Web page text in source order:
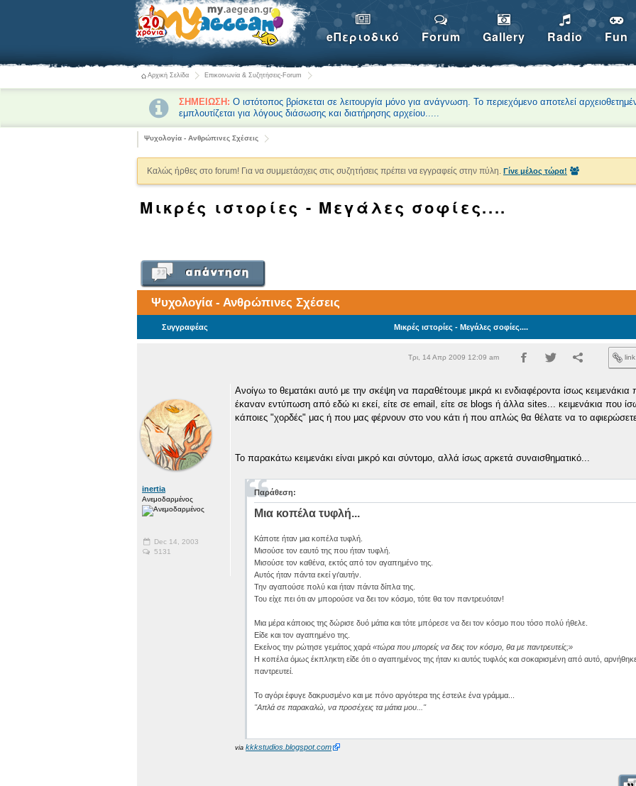
eΠεριοδικό Forum Gallery Radio Fun
Αρχική Σελίδα Επικοινωνία & Συζητήσεις-Forum
ΣΗΜΕΙΩΣΗ: Ο ιστότοπος βρίσκεται σε λειτουργία μόνο για ανάγνωση. Το περιεχόμενο αποτελεί
εμπλουτίζεται για λόγους διάσωσης και διατήρησης αρχείου.....
Ψυχολογία - Ανθρώπινες Σχέσεις
Καλώς ήρθες στο forum! Για να συμμετάσχεις στις συζητήσεις πρέπει να εγγραφείς στην πύλη. Γίνε μέλος τώρα!
Μικρές ιστορίες - Μεγάλες σοφίες....
Ψυχολογία - Ανθρώπινες Σχέσεις
Συγγραφέας Μικρές ιστορίες - Μεγάλες σοφίες....
Τρι, 14 Απρ 2009 12:09 am
inertia
Ανεμοδαρμένος
Dec 14, 2003
5131
Ανοίγω το θεματάκι αυτό με την σκέψη να παραθέτουμε μικρά κι ενδιαφέροντα ίσως κειμενάκια
έκαναν εντύπωση από εδώ κι εκεί, είτε σε email, είτε σε blogs ή άλλα sites... κειμενάκια που
κάποιες "χορδές" μας ή που μας φέρνουν στο νου κάτι ή που απλώς θα θέλατε να το
Το παρακάτω κειμενάκι είναι μικρό και σύντομο, αλλά ίσως αρκετά συναισθηματικό...
Παράθεση:
Μια κοπέλα τυφλή...
Κάποτε ήταν μια κοπέλα τυφλή.
Μισούσε τον εαυτό της που ήταν τυφλή.
Μισούσε τον καθένα, εκτός από τον αγαπημένο της.
Αυτός ήταν πάντα εκεί γι'αυτήν.
Την αγαπούσε πολύ και ήταν πάντα δίπλα της.
Του είχε πει ότι αν μπορούσε να δει τον κόσμο, τότε θα τον παντρευόταν!
Μια μέρα κάποιος της δώρισε δυό μάτια και τότε μπόρεσε να δει τον κόσμο που τόσο πολύ ήθελε.
Είδε και τον αγαπημένο της.
Εκείνος την ρώτησε γεμάτος χαρά «τώρα που μπορείς να δεις τον κόσμο, θα με παντρευτείς;»
Η κοπέλα όμως έκπληκτη είδε ότι ο αγαπημένος της ήταν κι αυτός τυφλός και σοκαρισμένη από αυτό,
παντρευτεί.
Το αγόρι έφυγε δακρυσμένο και με πόνο αργότερα της έστειλε ένα γράμμα...
''Απλά σε παρακαλώ, να προσέχεις τα μάτια μου...''
via kkkstudios.blogspot.com